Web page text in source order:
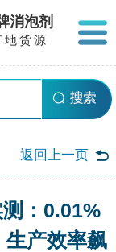
消泡剂
货源
返回上一页
测：0.01%
产效率飙